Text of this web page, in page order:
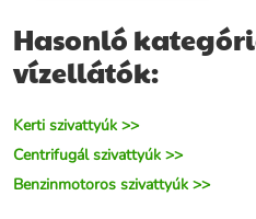
Hasonló
vízellátók:
Kerti szivattyúk >>
Centrifugál szivattyúk >>
Benzinmotoros szivattyúk >>